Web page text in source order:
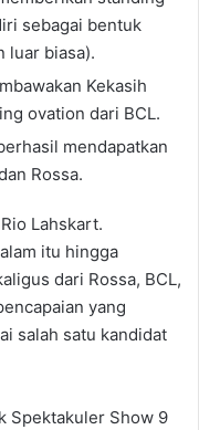
sebagai bentuk
luar biasa).
Kekasih
ovation dari BCL.
mendapatkan
Rossa.
Lahskart.
itu hingga
dari Rossa, BCL,
yang
salah satu kandidat
Spektakuler Show 9